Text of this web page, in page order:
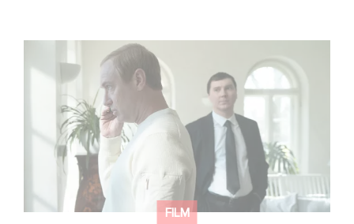
FILM
Between power, secrets, and manipulation, discover
who is really pulling the strings.